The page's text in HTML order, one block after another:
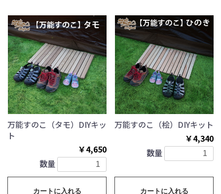
万能すのこ（タモ）DIYキッ
ト
￥4,650
数量
カートに入れる
万能すのこ（桧）DIYキット
￥4,340
数量
カートに入れる